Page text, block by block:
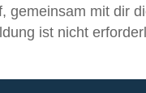
gemeinsam mit dir
ist nicht